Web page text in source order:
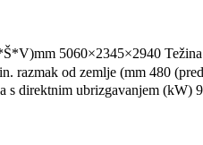
5060×2345×2940
od zemlje (mm 480
s direktnim ubrizgavanjem (kW)